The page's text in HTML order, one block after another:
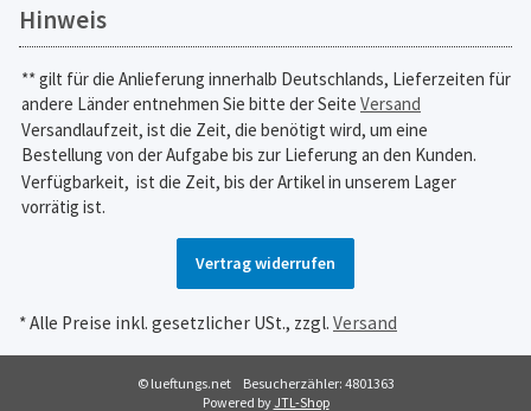
Hinweis
** gilt für die Anlieferung innerhalb Deutschlands, Lieferzeiten für
andere Länder entnehmen Sie bitte der Seite Versand
Versandlaufzeit, ist die Zeit, die benötigt wird, um eine
Bestellung von der Aufgabe bis zur Lieferung an den Kunden.
Verfügbarkeit, ist die Zeit, bis der Artikel in unserem Lager
vorrätig ist.
Vertrag widerrufen
* Alle Preise inkl. gesetzlicher USt., zzgl. Versand
© lueftungs.net
Besucherzähler: 4801363
Powered by JTL-Shop